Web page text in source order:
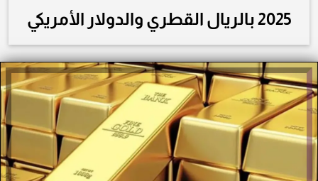
2025 بالريال القطري والدولار الأمريكي